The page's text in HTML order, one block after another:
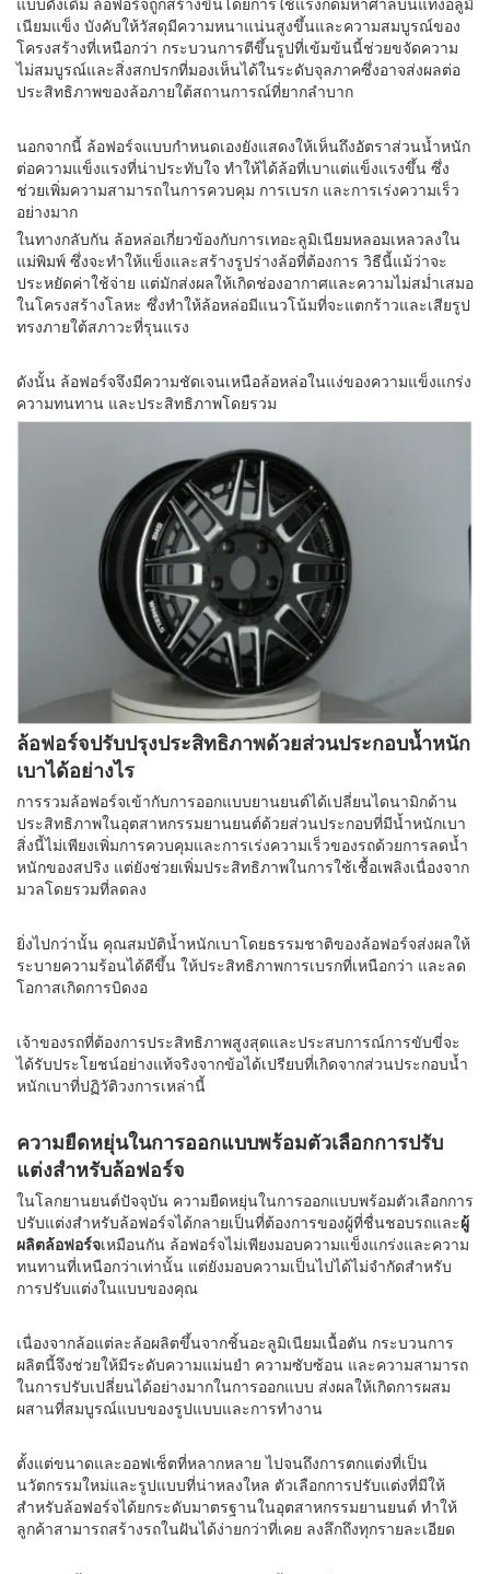
แบบดั้งเดิม ล้อฟอร์จถูกสร้างขึ้นโดยการใช้แรงกดมหาศาลบนแท่งอลูมิ
เนียมแข็ง บังคับให้วัสดุมีความหนาแน่นสูงขึ้นและความสมบูรณ์ของ
โครงสร้างที่เหนือกว่า กระบวนการตีขึ้นรูปที่เข้มข้นนี้ช่วยขจัดความ
ไม่สมบูรณ์และสิ่งสกปรกที่มองเห็นได้ในระดับจุลภาคซึ่งอาจส่งผลต่อ
ประสิทธิภาพของล้อภายใต้สถานการณ์ที่ยากลำบาก
นอกจากนี้ ล้อฟอร์จแบบกำหนดเองยังแสดงให้เห็นถึงอัตราส่วนน้ำหนัก
ต่อความแข็งแรงที่น่าประทับใจ ทำให้ได้ล้อที่เบาแต่แข็งแรงขึ้น ซึ่ง
ช่วยเพิ่มความสามารถในการควบคุม การเบรก และการเร่งความเร็ว
อย่างมาก
ในทางกลับกัน ล้อหล่อเกี่ยวข้องกับการเทอะลูมิเนียมหลอมเหลวลงใน
แม่พิมพ์ ซึ่งจะทำให้แข็งและสร้างรูปร่างล้อที่ต้องการ วิธีนี้แม้ว่าจะ
ประหยัดค่าใช้จ่าย แต่มักส่งผลให้เกิดช่องอากาศและความไม่สม่ำเสมอ
ในโครงสร้างโลหะ ซึ่งทำให้ล้อหล่อมีแนวโน้มที่จะแตกร้าวและเสียรูป
ทรงภายใต้สภาวะที่รุนแรง
ดังนั้น ล้อฟอร์จจึงมีความชัดเจนเหนือล้อหล่อในแง่ของความแข็งแกร่ง
ความทนทาน และประสิทธิภาพโดยรวม
ล้อฟอร์จปรับปรุงประสิทธิภาพด้วยส่วนประกอบน้ำหนัก
เบาได้อย่างไร
การรวมล้อฟอร์จเข้ากับการออกแบบยานยนต์ได้เปลี่ยนไดนามิกด้าน
ประสิทธิภาพในอุตสาหกรรมยานยนต์ด้วยส่วนประกอบที่มีน้ำหนักเบา
สิ่งนี้ไม่เพียงเพิ่มการควบคุมและการเร่งความเร็วของรถด้วยการลดน้ำ
หนักของสปริง แต่ยังช่วยเพิ่มประสิทธิภาพในการใช้เชื้อเพลิงเนื่องจาก
มวลโดยรวมที่ลดลง
ยิ่งไปกว่านั้น คุณสมบัติน้ำหนักเบาโดยธรรมชาติของล้อฟอร์จส่งผลให้
ระบายความร้อนได้ดีขึ้น ให้ประสิทธิภาพการเบรกที่เหนือกว่า และลด
โอกาสเกิดการบิดงอ
เจ้าของรถที่ต้องการประสิทธิภาพสูงสุดและประสบการณ์การขับขี่จะ
ได้รับประโยชน์อย่างแท้จริงจากข้อได้เปรียบที่เกิดจากส่วนประกอบน้ำ
หนักเบาที่ปฏิวัติวงการเหล่านี้
ความยืดหยุ่นในการออกแบบพร้อมตัวเลือกการปรับ
แต่งสำหรับล้อฟอร์จ
ในโลกยานยนต์ปัจจุบัน ความยืดหยุ่นในการออกแบบพร้อมตัวเลือกการ
ปรับแต่งสำหรับล้อฟอร์จได้กลายเป็นที่ต้องการของผู้ที่ชื่นชอบรถและผู้
ผลิตล้อฟอร์จเหมือนกัน ล้อฟอร์จไม่เพียงมอบความแข็งแกร่งและความ
ทนทานที่เหนือกว่าเท่านั้น แต่ยังมอบความเป็นไปได้ไม่จำกัดสำหรับ
การปรับแต่งในแบบของคุณ
เนื่องจากล้อแต่ละล้อผลิตขึ้นจากชิ้นอะลูมิเนียมเนื้อตัน กระบวนการ
ผลิตนี้จึงช่วยให้มีระดับความแม่นยำ ความซับซ้อน และความสามารถ
ในการปรับเปลี่ยนได้อย่างมากในการออกแบบ ส่งผลให้เกิดการผสม
ผสานที่สมบูรณ์แบบของรูปแบบและการทำงาน
ตั้งแต่ขนาดและออฟเซ็ตที่หลากหลาย ไปจนถึงการตกแต่งที่เป็น
นวัตกรรมใหม่และรูปแบบที่น่าหลงใหล ตัวเลือกการปรับแต่งที่มีให้
สำหรับล้อฟอร์จได้ยกระดับมาตรฐานในอุตสาหกรรมยานยนต์ ทำให้
ลูกค้าสามารถสร้างรถในฝันได้ง่ายกว่าที่เคย ลงลึกถึงทุกรายละเอียด